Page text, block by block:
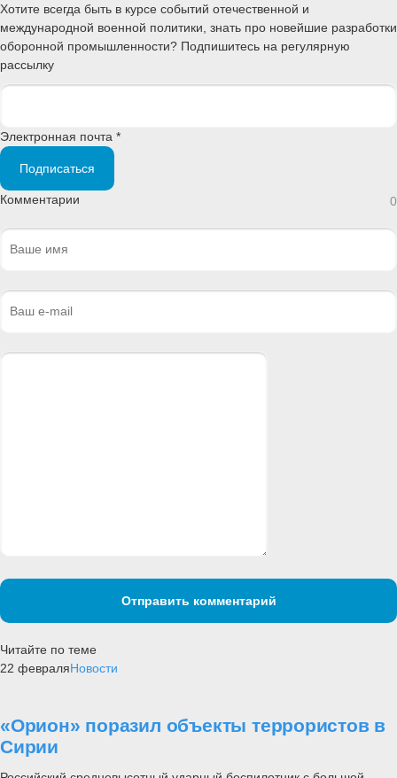
Хотите всегда быть в курсе событий отечественной и
международной военной политики, знать про новейшие разработки
оборонной промышленности? Подпишитесь на регулярную
рассылку
Электронная почта *
Подписаться
Комментарии 0
Отправить комментарий
Читайте по теме
22 февраляНовости
«Орион» поразил объекты террористов в
Сирии